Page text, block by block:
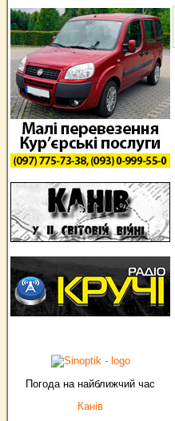
Погода на найближчий час
Канів